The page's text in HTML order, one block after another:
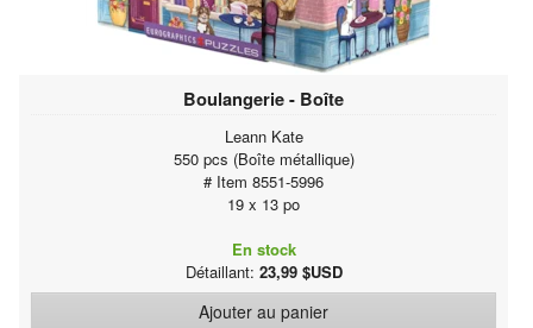
Boulangerie - Boîte
Leann Kate
550 pcs (Boîte métallique)
# Item 8551-5996
19 x 13 po
En stock
Détaillant: 23,99 $USD
Ajouter au panier